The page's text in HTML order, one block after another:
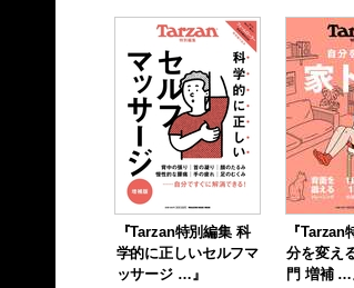
『Tarzan特別編集 科
学的に正しいセルフマ
ッサージ …』
『Tarzan
分を変え
門 増補 …